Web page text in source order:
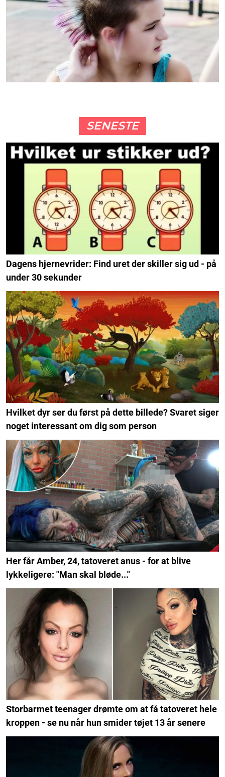
SENESTE
Dagens hjernevrider: Find uret der skiller sig ud - på
under 30 sekunder
Hvilket dyr ser du først på dette billede? Svaret siger
noget interessant om dig som person
Her får Amber, 24, tatoveret anus - for at blive
lykkeligere: "Man skal bløde..."
Storbarmet teenager drømte om at få tatoveret hele
kroppen - se nu når hun smider tøjet 13 år senere